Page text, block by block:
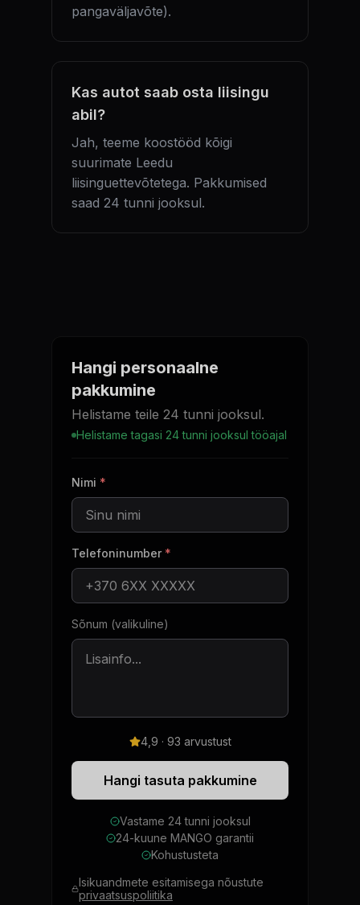
pangaväljavõte).
Kas autot saab osta liisingu
abil?
Jah, teeme koostööd kõigi
suurimate Leedu
liisinguettevõtetega. Pakkumised
saad 24 tunni jooksul.
Hangi personaalne
pakkumine
Helistame teile 24 tunni jooksul.
Helistame tagasi 24 tunni jooksul tööajal
Nimi *
Telefoninumber *
Sõnum (valikuline)
4,9 · 93 arvustust
Hangi tasuta pakkumine
Vastame 24 tunni jooksul
24-kuune MANGO garantii
Kohustusteta
Isikuandmete esitamisega nõustute
privaatsuspoliitika